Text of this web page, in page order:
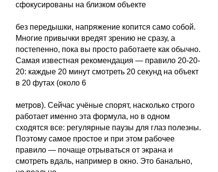
сфокусированы на близком объекте
без передышки, напряжение копится само собой.
Многие привычки вредят зрению не сразу, а
постепенно, пока вы просто работаете как обычно.
Самая известная рекомендация — правило 20-20-
20: каждые 20 минут смотреть 20 секунд на объект
в 20 футах (около 6
метров). Сейчас учёные спорят, насколько строго
работает именно эта формула, но в одном
сходятся все: регулярные паузы для глаз полезны.
Поэтому самое простое и при этом рабочее
правило — почаще отрываться от экрана и
смотреть вдаль, например в окно. Это банально,